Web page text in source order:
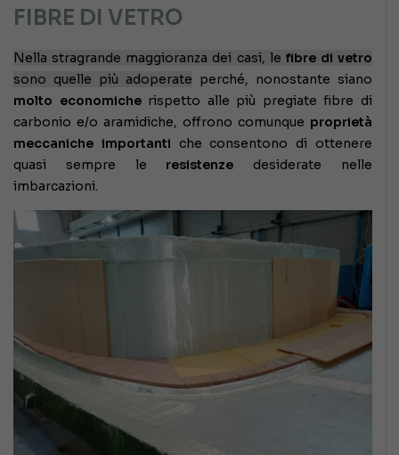
FIBRE DI VETRO
Nella stragrande maggioranza dei casi, le fibre di vetro
sono quelle più adoperate perché, nonostante siano
molto economicherispetto alle più pregiate fibre di
carbonio e/o aramidiche, offrono comunque proprietà
meccaniche importanti che consentono di ottenere
quasi sempre le resistenze desiderate nelle
imbarcazioni.